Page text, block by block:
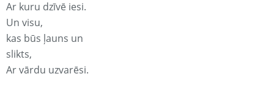
Ar kuru dzīvē iesi.
Un visu,
kas būs ļauns un
slikts,
Ar vārdu uzvarēsi.